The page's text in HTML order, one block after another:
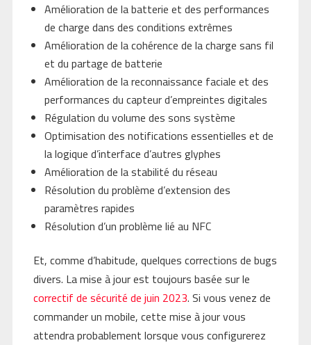
Amélioration de la batterie et des performances
de charge dans des conditions extrêmes
Amélioration de la cohérence de la charge sans fil
et du partage de batterie
Amélioration de la reconnaissance faciale et des
performances du capteur d’empreintes digitales
Régulation du volume des sons système
Optimisation des notifications essentielles et de
la logique d’interface d’autres glyphes
Amélioration de la stabilité du réseau
Résolution du problème d’extension des
paramètres rapides
Résolution d’un problème lié au NFC
Et, comme d’habitude, quelques corrections de bugs
divers. La mise à jour est toujours basée sur le
correctif de sécurité de juin 2023. Si vous venez de
commander un mobile, cette mise à jour vous
attendra probablement lorsque vous configurerez